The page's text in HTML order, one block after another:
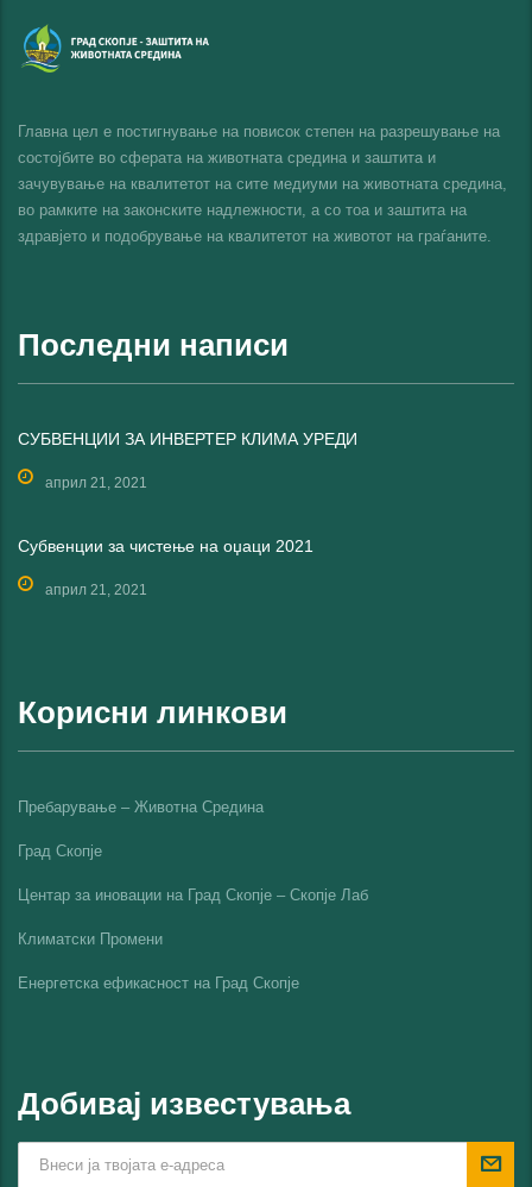
Главна цел е постигнување на повисок степен на разрешување на
состојбите во сферата на животната средина и заштита и
зачувување на квалитетот на сите медиуми на животната средина,
во рамките на законските надлежности, а со тоа и заштита на
здравјето и подобрување на квалитетот на животот на граѓаните.
Последни написи
СУБВЕНЦИИ ЗА ИНВЕРТЕР КЛИМА УРЕДИ
април 21, 2021
Субвенции за чистење на оџаци 2021
април 21, 2021
Корисни линкови
Пребарување – Животна Средина
Град Скопје
Центар за иновации на Град Скопје – Скопје Лаб
Климатски Промени
Енергетска ефикасност на Град Скопјe
Добивај известувања